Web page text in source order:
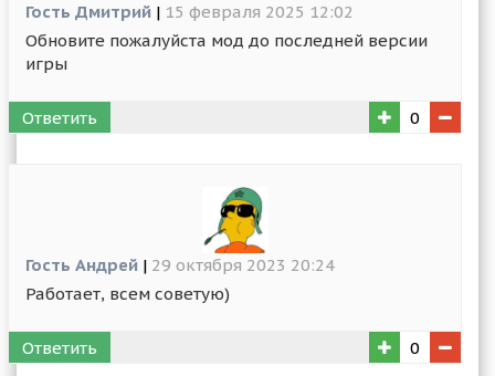
Гость Дмитрий | 15 февраля 2025 12:02
Обновите пожалуйста мод до последней версии
игры
Ответить 0
Гость Андрей | 29 октября 2023 20:24
Работает, всем советую)
Ответить 0